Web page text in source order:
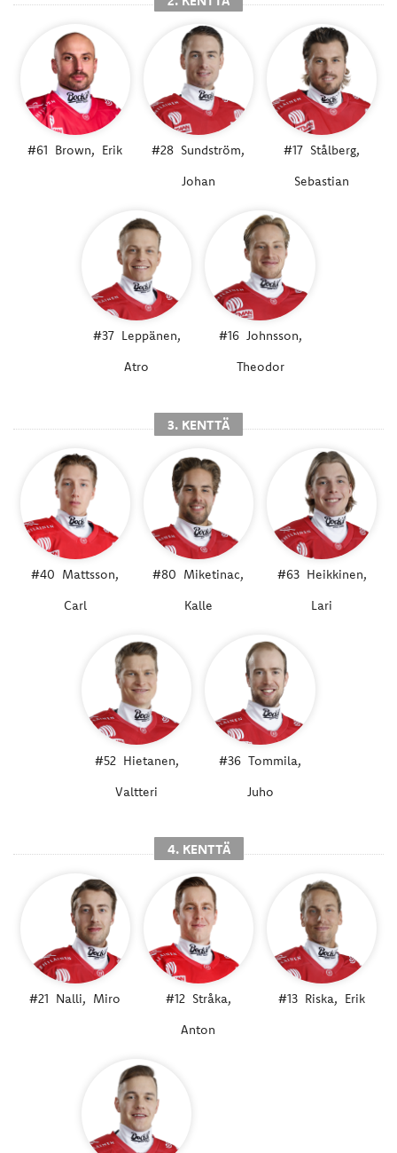
#61 Brown, Erik #28 Sundström,
Johan
#17 Stålberg,
Sebastian
#37 Leppänen,
Atro
#16 Johnsson,
Theodor
3. KENTTÄ
#40 Mattsson,
Carl
#80 Miketinac,
Kalle
#63 Heikkinen,
Lari
#52 Hietanen,
Valtteri
#36 Tommila,
Juho
4. KENTTÄ
#21 Nalli, Miro #12 Stråka,
Anton
#13 Riska, Erik